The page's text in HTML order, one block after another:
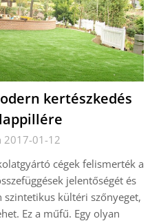
kertészkedés
2017-01-12
cégek felismerték a
jelentőségét és
szintetikus kültéri szőnyeget,
Ez a műfű. Egy olyan